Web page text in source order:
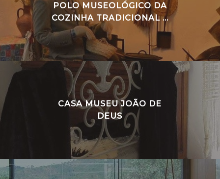
POLO MUSEOLÓGICO DA
COZINHA TRADICIONAL ...
CASA MUSEU JOÃO DE
DEUS